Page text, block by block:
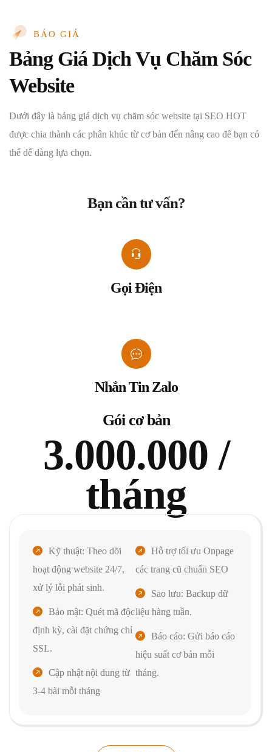
BÁO GIÁ
Bảng Giá Dịch Vụ Chăm Sóc
Website
Dưới đây là bảng giá dịch vụ chăm sóc website tại SEO HOT
được chia thành các phân khúc từ cơ bản đến nâng cao để bạn có
thể dể dàng lựa chọn.
Bạn cần tư vấn?
Gọi Điện
Nhắn Tin Zalo
Gói cơ bản
3.000.000 /
tháng
Kỹ thuật: Theo dõi
hoạt động website 24/7,
xử lý lỗi phát sinh.
Bảo mật: Quét mã độc
định kỳ, cài đặt chứng chỉ
SSL.
Cập nhật nội dung từ
3-4 bài mỗi tháng
Hỗ trợ tối ưu Onpage
các trang cũ chuẩn SEO
Sao lưu: Backup dữ
liệu hàng tuần.
Báo cáo: Gửi báo cáo
hiệu suất cơ bản mỗi
tháng.